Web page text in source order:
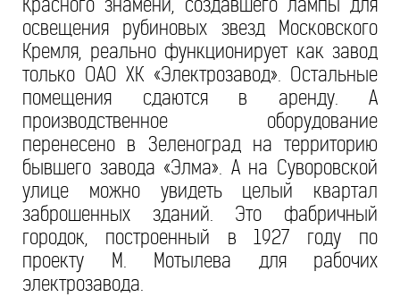
освещения рубиновых звезд Московского
Кремля, реально функционирует как завод
только ОАО ХК «Электрозавод». Остальные
помещения сдаются в аренду. А
производственное оборудование
перенесено в Зеленоград на территорию
бывшего завода «Элма». А на Суворовской
улице можно увидеть целый квартал
заброшенных зданий. Это фабричный
городок, построенный в 1927 году по
проекту М. Мотылева для рабочих
электрозавода.